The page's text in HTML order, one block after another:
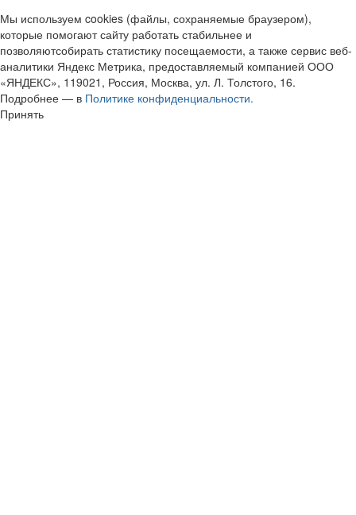
Мы используем cookies (файлы, сохраняемые браузером),
которые помогают сайту работать стабильнее и
позволяютсобирать статистику посещаемости, а также сервис веб-
аналитики Яндекс Метрика, предоставляемый компанией ООО
«ЯНДЕКС», 119021, Россия, Москва, ул. Л. Толстого, 16.
Подробнее — в Политике конфиденциальности.
Принять